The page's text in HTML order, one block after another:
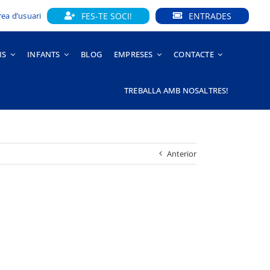
d’usuari FES-TE SOCI! ENTRADES
INFANTS BLOG EMPRESES CONTACTE
TREBALLA AMB NOSALTRES!
Anterior